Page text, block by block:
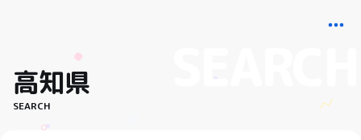
高知県
SEARCH